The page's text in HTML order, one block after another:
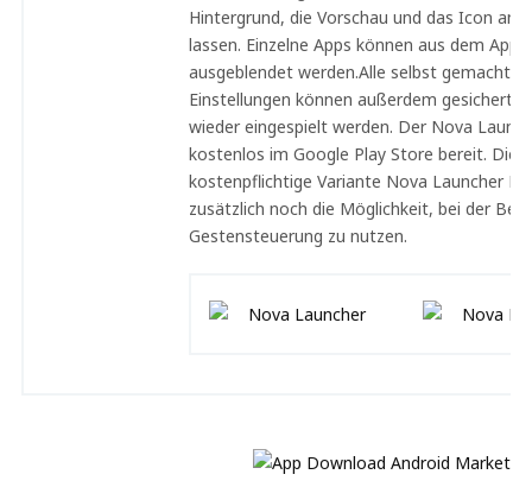
Hintergrund, die Vorschau und das Icon
lassen. Einzelne Apps können aus dem App
ausgeblendet werden.Alle selbst gemachten
Einstellungen können außerdem gesichert
wieder eingespielt werden. Der Nova
kostenlos im Google Play Store bereit. Die
kostenpflichtige Variante Nova Launcher
zusätzlich noch die Möglichkeit, bei der
Gestensteuerung zu nutzen.